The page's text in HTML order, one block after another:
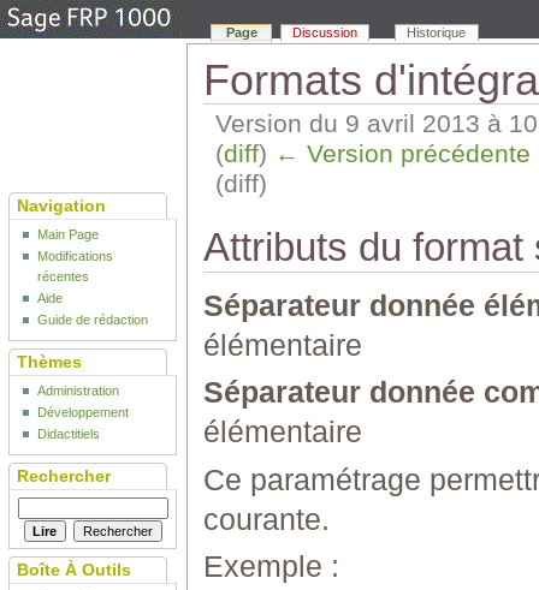
Formats
Version du 9 avril 2013 à
(diff) ← Version précédente
(diff)
Attributs du format
Séparateur donnée
élémentaire
Séparateur donnée
élémentaire
Ce paramétrage
courante.
Exemple :
Page Discussion Historique
Navigation
Main Page
Modifications
récentes
Aide
Guide de rédaction
Thèmes
Administration
Développement
Didactitiels
Rechercher
Boîte À Outils